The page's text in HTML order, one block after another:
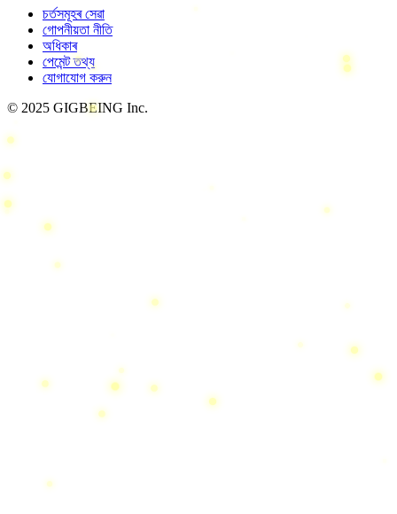
চৰ্তসমূহৰ সেৱা
গোপনীয়তা নীতি
অধিকাৰ
পেমেন্ট তথ্য
যোগাযোগ করুন
© 2025 GIGBEING Inc.